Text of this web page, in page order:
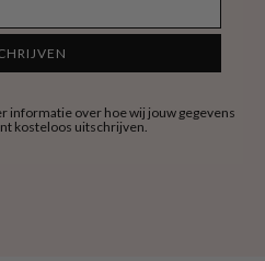
informatie over hoe wij jouw gegevens
kosteloos uitschrijven.